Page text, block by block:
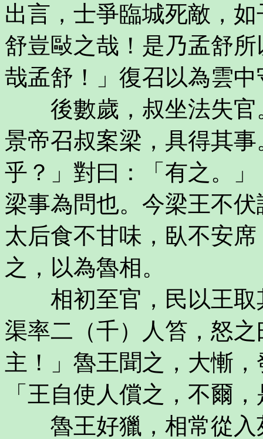
出言，士爭臨城死敵，
舒豈敺之哉！是乃孟舒
哉孟舒！」復召以為雲中
後數歲，叔坐法失官
景帝召叔案梁，具得其
乎？」對曰：「有之。
梁事為問也。今梁王不
太后食不甘味，臥不安
之，以為魯相。
相初至官，民以王取
渠率二（千）人笞，怒
主！」魯王聞之，大慚
「王自使人償之，不爾
魯王好獵，相常從入